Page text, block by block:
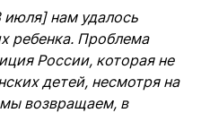
июля] нам удалось
ребенка. Проблема
России, которая не
детей, несмотря на
возвращаем, в